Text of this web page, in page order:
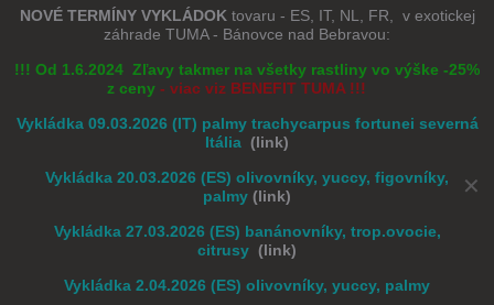
✕
NOVÉ TERMÍNY VYKLÁDOK tovaru - ES, IT, NL, FR, v exotickej
záhrade TUMA - Bánovce nad Bebravou:
!!! Od 1.6.2024 Zľavy takmer na všetky rastliny vo výške -25%
z ceny - viac viz BENEFIT TUMA !!!
Vykládka 09.03.2026 (IT) palmy trachycarpus fortunei severná
Itália (link)
Vykládka 20.03.2026 (ES) olivovníky, yuccy, figovníky,
palmy (link)
Vykládka 27.03.2026 (ES) banánovníky, trop.ovocie,
citrusy (link)
Vykládka 2.04.2026 (ES) olivovníky, yuccy, palmy